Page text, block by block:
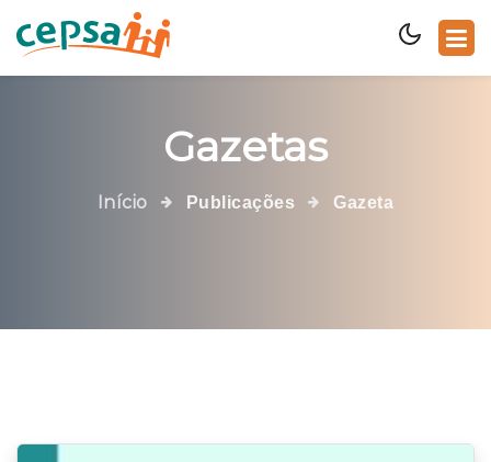
Gazetas
Início Publicações Gazeta